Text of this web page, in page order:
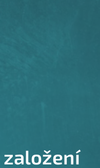
založení